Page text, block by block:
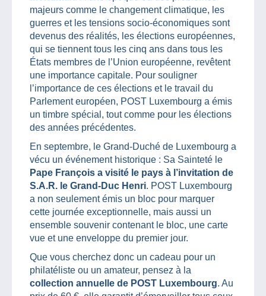
majeurs comme le changement climatique, les
guerres et les tensions socio-économiques sont
devenus des réalités, les élections européennes,
qui se tiennent tous les cinq ans dans tous les
États membres de l’Union européenne, revêtent
une importance capitale. Pour souligner
l’importance de ces élections et le travail du
Parlement européen, POST Luxembourg a émis
un timbre spécial, tout comme pour les élections
des années précédentes.
En septembre, le Grand-Duché de Luxembourg a
vécu un événement historique : Sa Sainteté le
Pape François a visité le pays à l’invitation de
S.A.R. le Grand-Duc Henri. POST Luxembourg
a non seulement émis un bloc pour marquer
cette journée exceptionnelle, mais aussi un
ensemble souvenir contenant le bloc, une carte
vue et une enveloppe du premier jour.
Que vous cherchez donc un cadeau pour un
philatéliste ou un amateur, pensez à la
collection annuelle de POST Luxembourg. Au